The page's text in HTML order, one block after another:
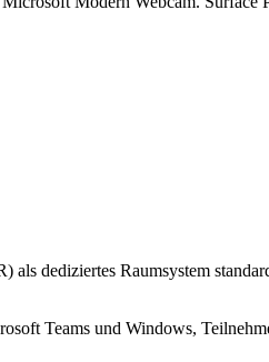
dediziertes Raumsystem
Teams und Windows,